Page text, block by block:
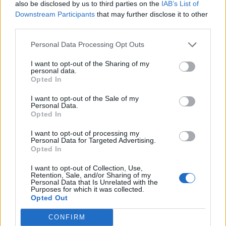
also be disclosed by us to third parties on the IAB’s List of
Downstream Participants that may further disclose it to other
Personal Data Processing Opt Outs
I want to opt-out of the Sharing of my
personal data.
Opted In
I want to opt-out of the Sale of my
Personal Data.
Opted In
I want to opt-out of processing my
Personal Data for Targeted Advertising.
Opted In
I want to opt-out of Collection, Use,
Retention, Sale, and/or Sharing of my
Personal Data that Is Unrelated with the
Purposes for which it was collected.
Opted Out
CONFIRM
Sertã: Parceria com Associação de
Futebol de Castelo Branco firma
continuidade
DESTAQUES